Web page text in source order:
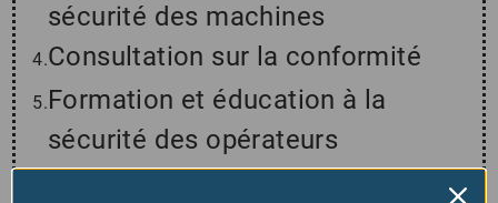
sécurité des machines
Consultation sur la conformité
Formation et éducation à la
sécurité des opérateurs
Conception et fabrication de